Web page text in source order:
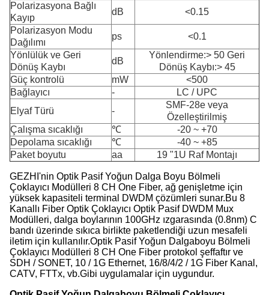
Polarizasyona Bağlı
Kayıp
dB
<0.15
Polarizasyon Modu
Dağılımı
ps
<0.1
Yönlülük ve Geri
Dönüş Kaybı
dB
Yönlendirme:> 50 Geri
Dönüş Kaybı:> 45
Güç kontrolü
mW
<500
Bağlayıcı
-
LC / UPC
Elyaf Türü
-
SMF-28e veya
Özelleştirilmiş
Çalışma sıcaklığı
℃
-20 ~ +70
Depolama sıcaklığı
℃
-40 ~ +85
Paket boyutu
aa 19 "1U Raf Montajı
GEZHI'nin Optik Pasif Yoğun Dalga Boyu Bölmeli
Çoklayıcı Modülleri 8 CH One Fiber, ağ genişletme için
yüksek kapasiteli terminal DWDM çözümleri sunar.Bu 8
Kanallı Fiber Optik Çoklayıcı Optik Pasif DWDM Mux
Modülleri, dalga boylarının 100GHz ızgarasında (0.8nm) C
bandı üzerinde sıkıca birlikte paketlendiği uzun mesafeli
iletim için kullanılır.Optik Pasif Yoğun Dalgaboyu Bölmeli
Çoklayıcı Modülleri 8 CH One Fiber protokol şeffaftır ve
SDH / SONET, 10 / 1G Ethernet, 16/8/4/2 / 1G Fiber Kanal,
CATV, FTTx, vb.Gibi uygulamalar için uygundur.